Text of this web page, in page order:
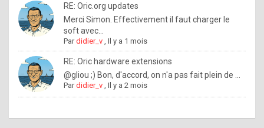
o
w
h
o
w
o
RE: Oric.org updates
Merci Simon. Effectivement il faut charger le
soft avec...
Pardidier_v ,Il y a 1 mois
RE: Oric hardware extensions
@gliou ;) Bon, d'accord, on n'a pas fait plein de ...
Pardidier_v ,Il y a 2 mois